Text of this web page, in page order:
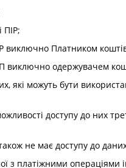
ПІР;
Платником
одержувачем
можуть бути
доступу до них
не має доступу до
з платіжними